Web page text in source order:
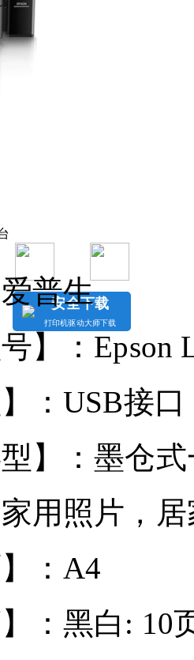
安全下载
打印机驱动大师下载
普生
】：Epson
：USB接口
型】：墨仓
家用照片，
：A4
】：黑白: